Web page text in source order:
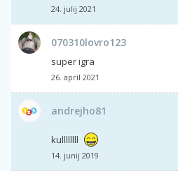
24. julij 2021
070310lovro123
super igra
26. april 2021
andrejho81
kullllllll
14. junij 2019